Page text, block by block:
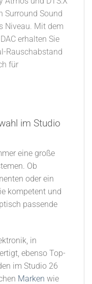
Surround Sound
Niveau. Mit dem
erhalten Sie
Rauschabstand
für
im Studio
eine große
Ob
oder ein
kompetent und
passende
in
ebenso Top-
im Studio 26
Marken wie